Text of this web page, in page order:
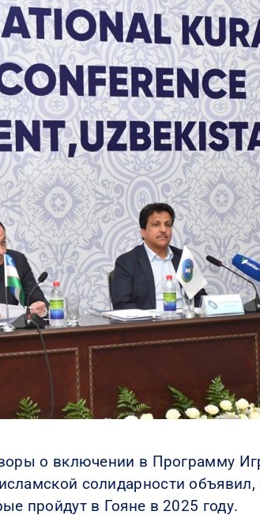
о включении в Программу
солидарности объявил,
пройдут в Гояне в 2025 году.